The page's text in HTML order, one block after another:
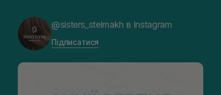
@sisters_stelmakh в Instagram
Підписатися